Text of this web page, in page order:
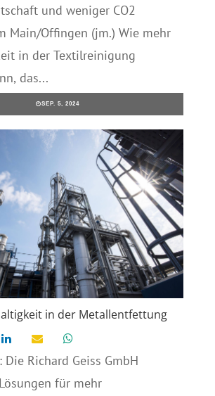
und weniger CO2
Main/Offingen (jm.) Wie mehr
in der Textilreinigung
das...
SEP. 5, 2024
in der Metallentfettung
Richard Geiss GmbH
für mehr